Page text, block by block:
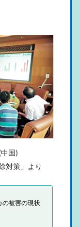
国)
対策」より
被害の現状